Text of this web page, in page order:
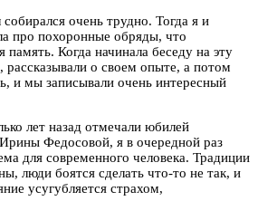
очень трудно. Тогда я и
про похоронные обряды, что
память. Когда начинала беседу на эту
рассказывали о своем опыте, а потом
и мы записывали очень интересный
лет назад отмечали юбилей
Федосовой, я в очередной раз
для современного человека. Традиции
люди боятся сделать что-то не так, и
усугубляется страхом,